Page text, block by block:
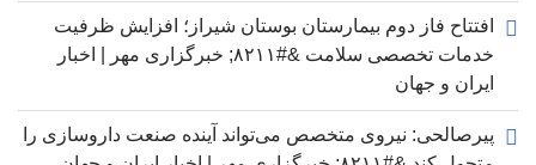
افتتاح فاز دوم بیمارستان بوستان شیراز؛ افزایش ظرفیت
خدمات تخصصی سلامت &#۸۲۱۱; خبرگزاری مهر | اخبار
ایران و جهان
پیرصالحی: نیروی متخصص می‌تواند آینده صنعت داروسازی را